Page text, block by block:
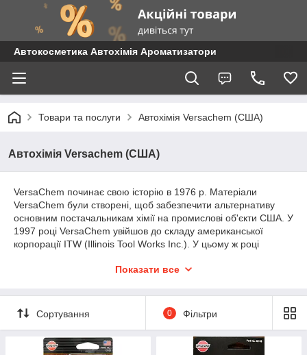
Автокосметика Автохімія Ароматизатори
Товари та послуги Автохімія Versachem (США)
Автохімія Versachem (США)
VersaChem починає свою історію в 1976 р. Матеріали
VersaChem були створені, щоб забезпечити альтернативу
основним постачальникам хімії на промислові об'єкти США. У
1997 році VersaChem увійшов до складу американської
корпорації ITW (Illinois Tool Works Inc.). У цьому ж році
"VersaChem", "Devcon", "Qualco". Завдяки об'єднанню цих
працюють з ультрасучасними матеріалами, актуальними в
автомобілебудуванні.
Корпорація ITW була створена в 1912 році, вона входить до
числа 200 найбільших світових компаній за версією журналу
Показати все
Сортування 0 Фільтри